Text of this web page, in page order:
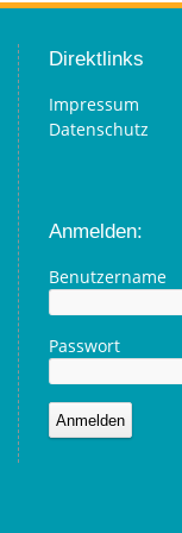
Direktlinks
Impressum
Datenschutz
Anmelden:
Benutzername
Passwort